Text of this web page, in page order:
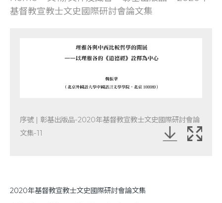
基督教宣教士文史國際研討會論文集
序號 | 彰基出版品-2020年基督教宣教士文史國際研討會論
文集-11
2020年基督教宣教士文史國際研討會論文集